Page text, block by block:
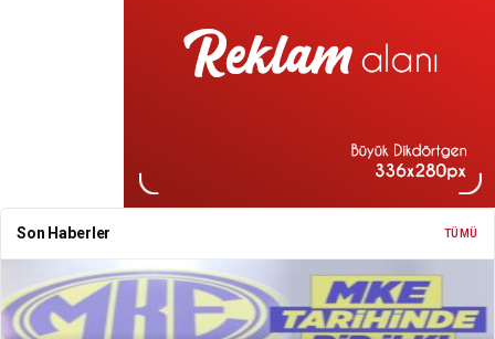
Son Haberler TÜMÜ